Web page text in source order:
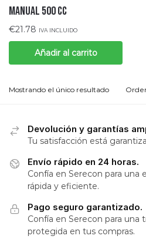
manual 500 cc
€21.78 IVA INCLUIDO
Añadir al carrito
Mostrando el único resultado
Devolución y garantías
Tu satisfacción está
Envío rápido en 24 horas.
Confía en Serecon para una
rápida y eficiente.
Pago seguro garantizado.
Confía en Serecon para una
protegida en tus compras.